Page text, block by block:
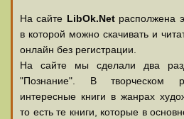
На сайте LibOk.Netрасполжена
в которой можно скачивать и
онлайн без регистрации.
На сайте мы сделали два
"Познание". В творческом
интересные книги в жанрах
то есть те книги, которые в